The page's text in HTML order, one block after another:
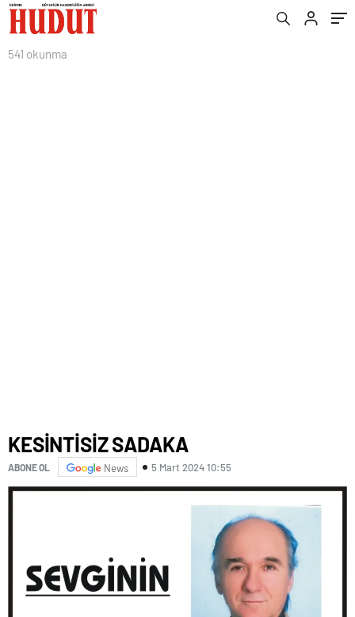
541 okunma
KESİNTİSİZ SADAKA
ABONE OL News 5 Mart 2024 10:55